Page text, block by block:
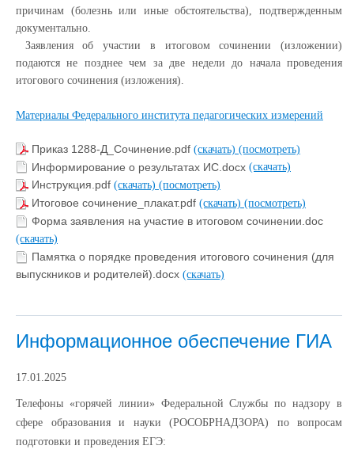
причинам (болезнь или иные обстоятельства), подтвержденным
документально.
Заявления об участии в итоговом сочинении (изложении)
подаются не позднее чем за две недели до начала проведения
итогового сочинения (изложения).
Материалы Федерального института педагогических измерений
Приказ 1288-Д_Сочинение.pdf (скачать) (посмотреть)
Информирование о результатах ИС.docx (скачать)
Инструкция.pdf (скачать) (посмотреть)
Итоговое сочинение_плакат.pdf (скачать) (посмотреть)
Форма заявления на участие в итоговом сочинении.doc
(скачать)
Памятка о порядке проведения итогового сочинения (для
выпускников и родителей).docx (скачать)
Информационное обеспечение ГИА
17.01.2025
Телефоны «горячей линии» Федеральной Службы по надзору в
сфере образования и науки (РОСОБРНАДЗОРА) по вопросам
подготовки и проведения ЕГЭ: